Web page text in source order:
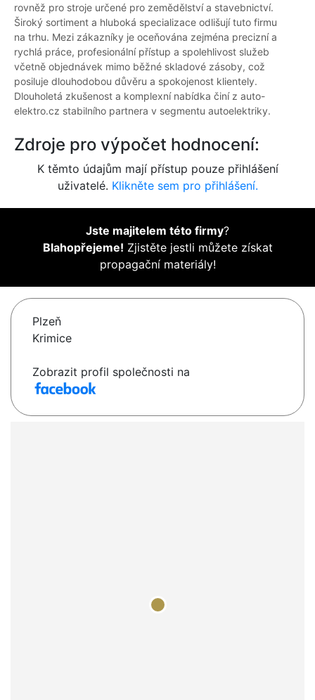
rovněž pro stroje určené pro zemědělství a stavebnictví.
Široký sortiment a hluboká specializace odlišují tuto firmu
na trhu. Mezi zákazníky je oceňována zejména precizní a
rychlá práce, profesionální přístup a spolehlivost služeb
včetně objednávek mimo běžné skladové zásoby, což
posiluje dlouhodobou důvěru a spokojenost klientely.
Dlouholetá zkušenost a komplexní nabídka činí z auto-
elektro.cz stabilního partnera v segmentu autoelektriky.
Zdroje pro výpočet hodnocení:
K těmto údajům mají přístup pouze přihlášení
uživatelé. Klikněte sem pro přihlášení.
Jste majitelem této firmy?
Blahopřejeme! Zjistěte jestli můžete získat
propagační materiály!
Plzeň
Krimice
Zobrazit profil společnosti na